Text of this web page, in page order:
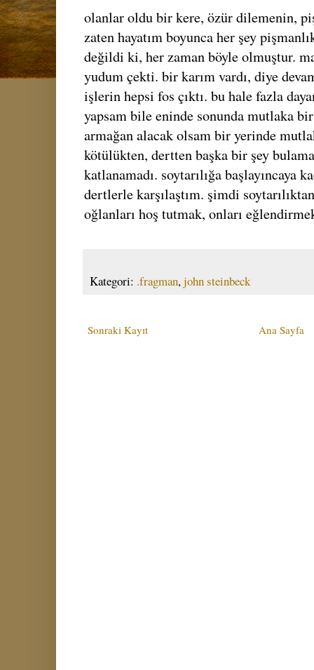
olanlar oldu bir kere, özür dilemenin,
zaten hayatım boyunca her şey
değildi ki, her zaman böyle olmuştur.
yudum çekti. bir karım vardı, diye
işlerin hepsi fos çıktı. bu hale fazla
yapsam bile eninde sonunda mutlaka
armağan alacak olsam bir yerinde
kötülükten, dertten başka bir şey
katlanamadı. soytarılığa başlayıncaya
dertlerle karşılaştım. şimdi
oğlanları hoş tutmak, onları
Kategori: .fragman,john steinbeck
Sonraki Kayıt Ana Sayfa